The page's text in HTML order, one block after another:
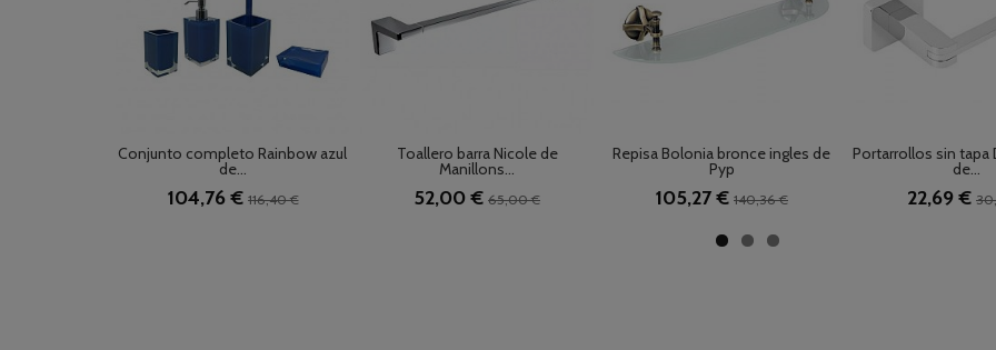
Conjunto completo Rainbow azul
de...
104,76 € 116,40 €
Toallero barra Nicole de
Manillons...
52,00 € 65,00 €
Repisa Bolonia bronce ingles de
Pyp
105,27 € 140,36 €
Portarrollos sin tapa
de...
22,69 €